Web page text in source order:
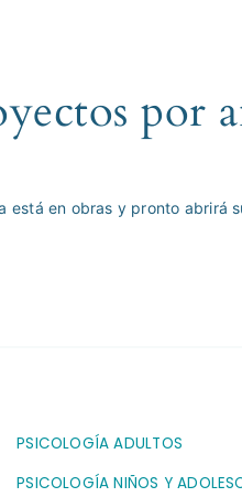
por
está en obras y pronto abrirá
PSICOLOGÍA ADULTOS
PSICOLOGÍA NIÑOS Y